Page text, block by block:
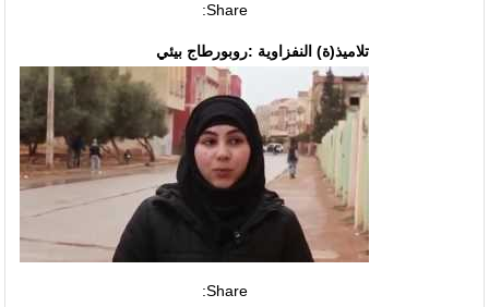
Share:
تلاميذ(ة) النفزاوية :روبورطاج بيئي
Share: